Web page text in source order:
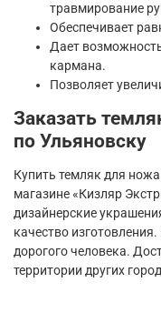
травмирование
Обеспечивает
Дает
кармана.
Позволяет
Заказать
по Ульяновску
Купить темляк для
магазине «Кизляр
дизайнерские
качество
дорогого человека.
территории других